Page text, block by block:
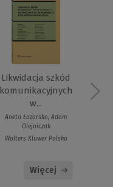
Likwidacja szkód
komunikacyjnych
w...
Aneta Łazarska, Adam
Olejniczak
Wolters Kluwer Polska
Więcej